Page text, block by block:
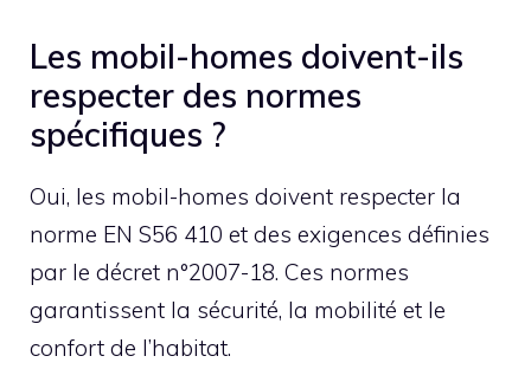
Les mobil-homes doivent-ils
respecter des normes
spécifiques ?
Oui, les mobil-homes doivent respecter la
norme EN S56 410 et des exigences définies
par le décret n°2007-18. Ces normes
garantissent la sécurité, la mobilité et le
confort de l’habitat.